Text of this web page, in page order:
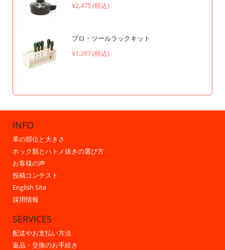
¥2,475 (税込)
プロ・ツールラックキット
¥1,287 (税込)
INFO
革の部位と大きさ
ホック類とハトメ抜きの選び方
お客様の声
投稿コンテスト
English Site
採用情報
SERVICES
配送やお支払い方法
返品・交換のお手続き